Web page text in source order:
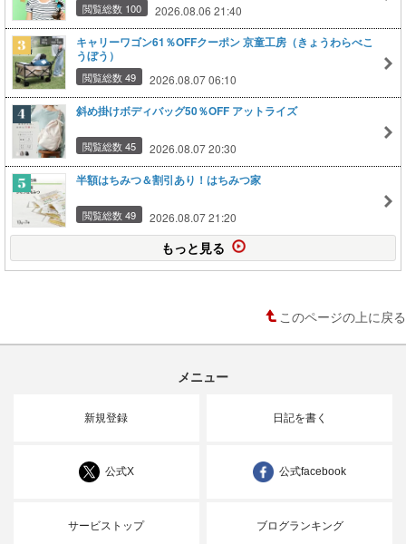
閲覧総数 100 2026.08.06 21:40
キャリーワゴン61％OFFクーポン 京童工房（きょうわらべこ
うぼう）
閲覧総数 49 2026.08.07 06:10
斜め掛けボディバッグ50％OFF アットライズ
閲覧総数 45 2026.08.07 20:30
半額はちみつ＆割引あり！はちみつ家
閲覧総数 49 2026.08.07 21:20
もっと見る
このページの上に戻る
メニュー
新規登録 日記を書く
公式X 公式facebook
サービストップ ブログランキング